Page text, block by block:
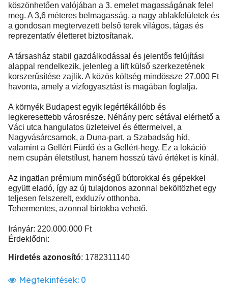
köszönhetően valójában a 3. emelet magasságának felel
meg. A 3,6 méteres belmagasság, a nagy ablakfelületek és
a gondosan megtervezett belső terek világos, tágas és
reprezentatív életteret biztosítanak.
A társasház stabil gazdálkodással és jelentős felújítási
alappal rendelkezik, jelenleg a lift külső szerkezetének
korszerűsítése zajlik. A közös költség mindössze 27.000 Ft
havonta, amely a vízfogyasztást is magában foglalja.
A környék Budapest egyik legértékállóbb és
legkeresettebb városrésze. Néhány perc sétával elérhető a
Váci utca hangulatos üzleteivel és éttermeivel, a
Nagyvásárcsarnok, a Duna-part, a Szabadság híd,
valamint a Gellért Fürdő és a Gellért-hegy. Ez a lokáció
nem csupán életstílust, hanem hosszú távú értéket is kínál.
Az ingatlan prémium minőségű bútorokkal és gépekkel
együtt eladó, így az új tulajdonos azonnal beköltözhet egy
teljesen felszerelt, exkluzív otthonba.
Tehermentes, azonnal birtokba vehető.
Irányár: 220.000.000 Ft
Érdeklődni:
Hirdetés azonosító: 1782311140
Megtekintések: 0